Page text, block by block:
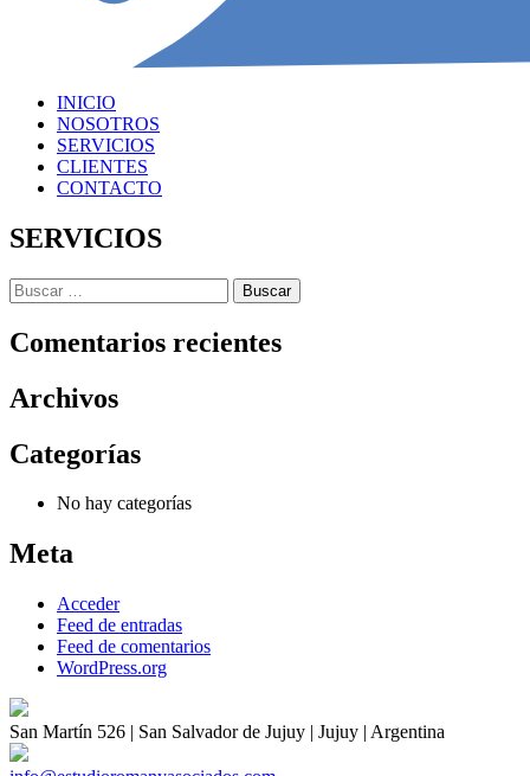
INICIO
NOSOTROS
SERVICIOS
CLIENTES
CONTACTO
SERVICIOS
Buscar:
Comentarios recientes
Archivos
Categorías
No hay categorías
Meta
Acceder
Feed de entradas
Feed de comentarios
WordPress.org
San Martín 526 | San Salvador de Jujuy | Jujuy | Argentina